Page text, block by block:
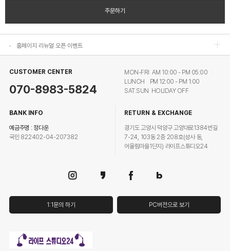
주문하기
홈페이지 리뉴얼 오픈 이벤트
홈페이지 리뉴얼 오픈 이벤트
CUSTOMER CENTER
070-8983-5824
MON-FRI AM 10:00 - PM 05:00
LUNCH PM 12:00 - PM 1:00
SAT.SUN HOLIDAY OFF
BANK INFO
예금주명 : 정다운
국민 822402-04-207382
RETURN & EXCHANGE
경기도 고양시 덕양구 고양대로1384번길
7-24, 103동 2층 208호(성사 동,
어울림마을1단지) 라이프스튜디오24
1:1문의 하기 PC버전으로 보기